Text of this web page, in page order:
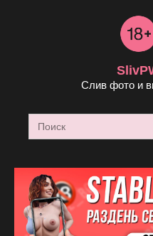
Слив фото и
Search
for: